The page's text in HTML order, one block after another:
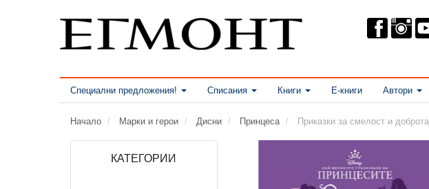
Специални предложения! Списания Книги Е-книги Автори
Начало Марки и герои Дисни Принцеса Приказки за смелост и доброта
КАТЕГОРИИ